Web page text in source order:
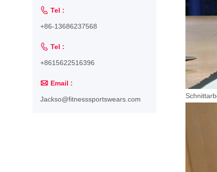
 Tel :
+86-13686237568
 Tel :
+8615622516396
 Email :
Jackso@fitnesssportswears.com